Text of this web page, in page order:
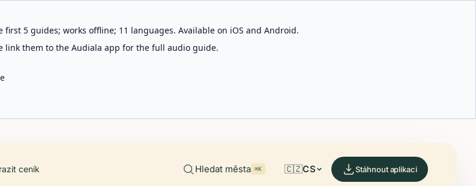
5 guides; works offline; 11 languages. Available on iOS and Android.
link them to the Audiala app for the full audio guide.
ceník Hledat města ⌘K 🇨🇿CS Stáhnout aplikaci